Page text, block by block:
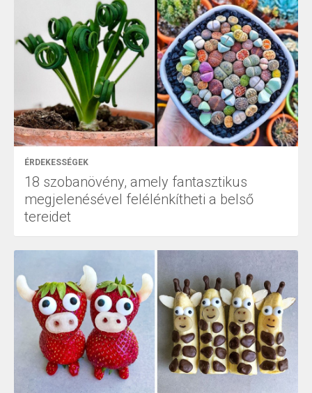
ÉRDEKESSÉGEK
18 szobanövény, amely fantasztikus
megjelenésével felélénkítheti a belső
tereidet